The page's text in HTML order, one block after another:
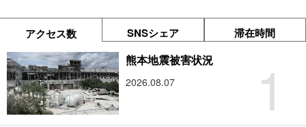
アクセス数 SNSシェア 滞在時間
1
熊本地震被害状況
2026.08.07